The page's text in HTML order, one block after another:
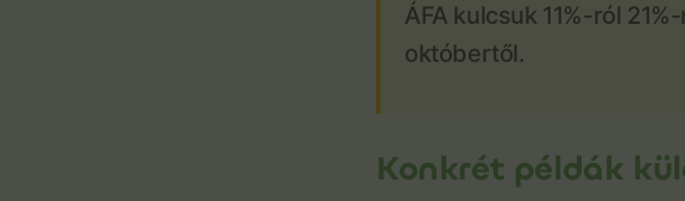
ÁFA kulcsuk 11%-ról
októbertől.
Konkrét példák